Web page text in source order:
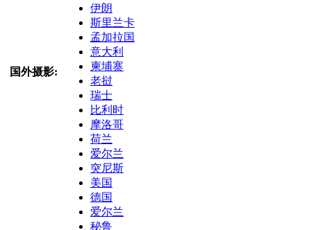
国外摄影:
伊朗
斯里兰卡
孟加拉国
意大利
柬埔寨
老挝
瑞士
比利时
摩洛哥
荷兰
爱尔兰
突尼斯
美国
德国
爱尔兰
秘鲁